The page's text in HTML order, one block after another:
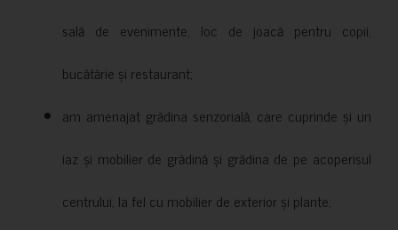
sală de evenimente, loc de joacă pentru copii,
bucătărie și restaurant;
am amenajat grădina senzorială, care cuprinde și un
iaz și mobilier de grădină și grădina de pe acoperisul
centrului, la fel cu mobilier de exterior și plante;